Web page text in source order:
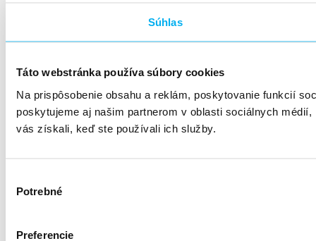
Súhlas
Táto webstránka používa súbory cookies
Na prispôsobenie obsahu a reklám, poskytovanie funkcií
poskytujeme aj našim partnerom v oblasti sociálnych
vás získali, keď ste používali ich služby.
súhlasu
Potrebné
Preferencie